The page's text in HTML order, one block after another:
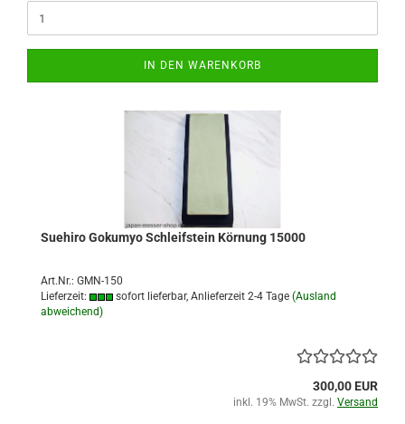
IN DEN WARENKORB
Suehiro Gokumyo Schleifstein Körnung 15000
Art.Nr.: GMN-150
Lieferzeit:
sofort lieferbar, Anlieferzeit 2-4 Tage (Ausland
abweichend)
300,00 EUR
inkl. 19% MwSt. zzgl. Versand